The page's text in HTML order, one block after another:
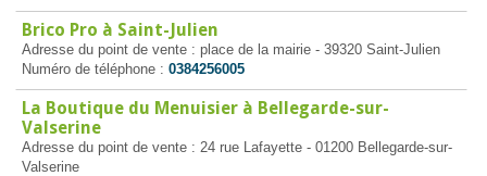
Brico Pro à Saint-Julien
Adresse du point de vente : place de la mairie - 39320 Saint-Julien
Numéro de téléphone : 0384256005
La Boutique du Menuisier à Bellegarde-sur-
Valserine
Adresse du point de vente : 24 rue Lafayette - 01200 Bellegarde-sur-
Valserine